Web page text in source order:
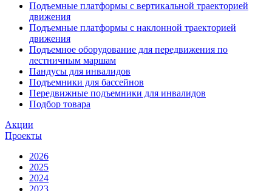
Подъемные платформы с вертикальной траекторией
движения
Подъемные платформы с наклонной траекторией
движения
Подъемное оборудование для передвижения по
лестничным маршам
Пандусы для инвалидов
Подъемники для бассейнов
Передвижные подъемники для инвалидов
Подбор товара
Акции
Проекты
2026
2025
2024
2023